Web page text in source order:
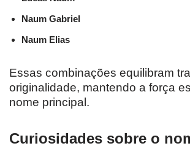
Naum Gabriel
Naum Elias
Essas combinações equilibram
originalidade, mantendo a força
nome principal.
Curiosidades sobre o